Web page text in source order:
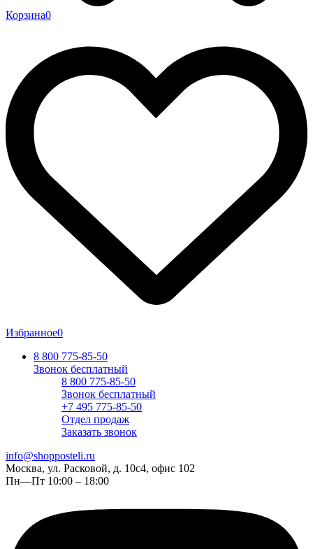
Корзина0
Избранное0
8 800 775-85-50
Звонок бесплатный
8 800 775-85-50
Звонок бесплатный
+7 495 775-85-50
Отдел продаж
Заказать звонок
info@shopposteli.ru
Москва, ул. Расковой, д. 10с4, офис 102
Пн—Пт 10:00 – 18:00